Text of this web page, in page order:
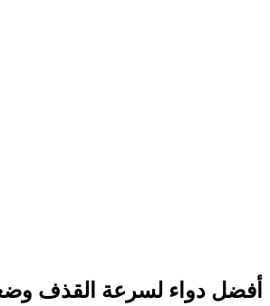
أفضل دواء لسرعة القذف